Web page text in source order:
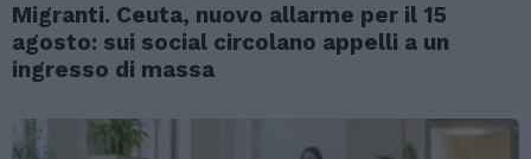
Migranti. Ceuta, nuovo allarme per il 15
agosto: sui social circolano appelli a un
ingresso di massa